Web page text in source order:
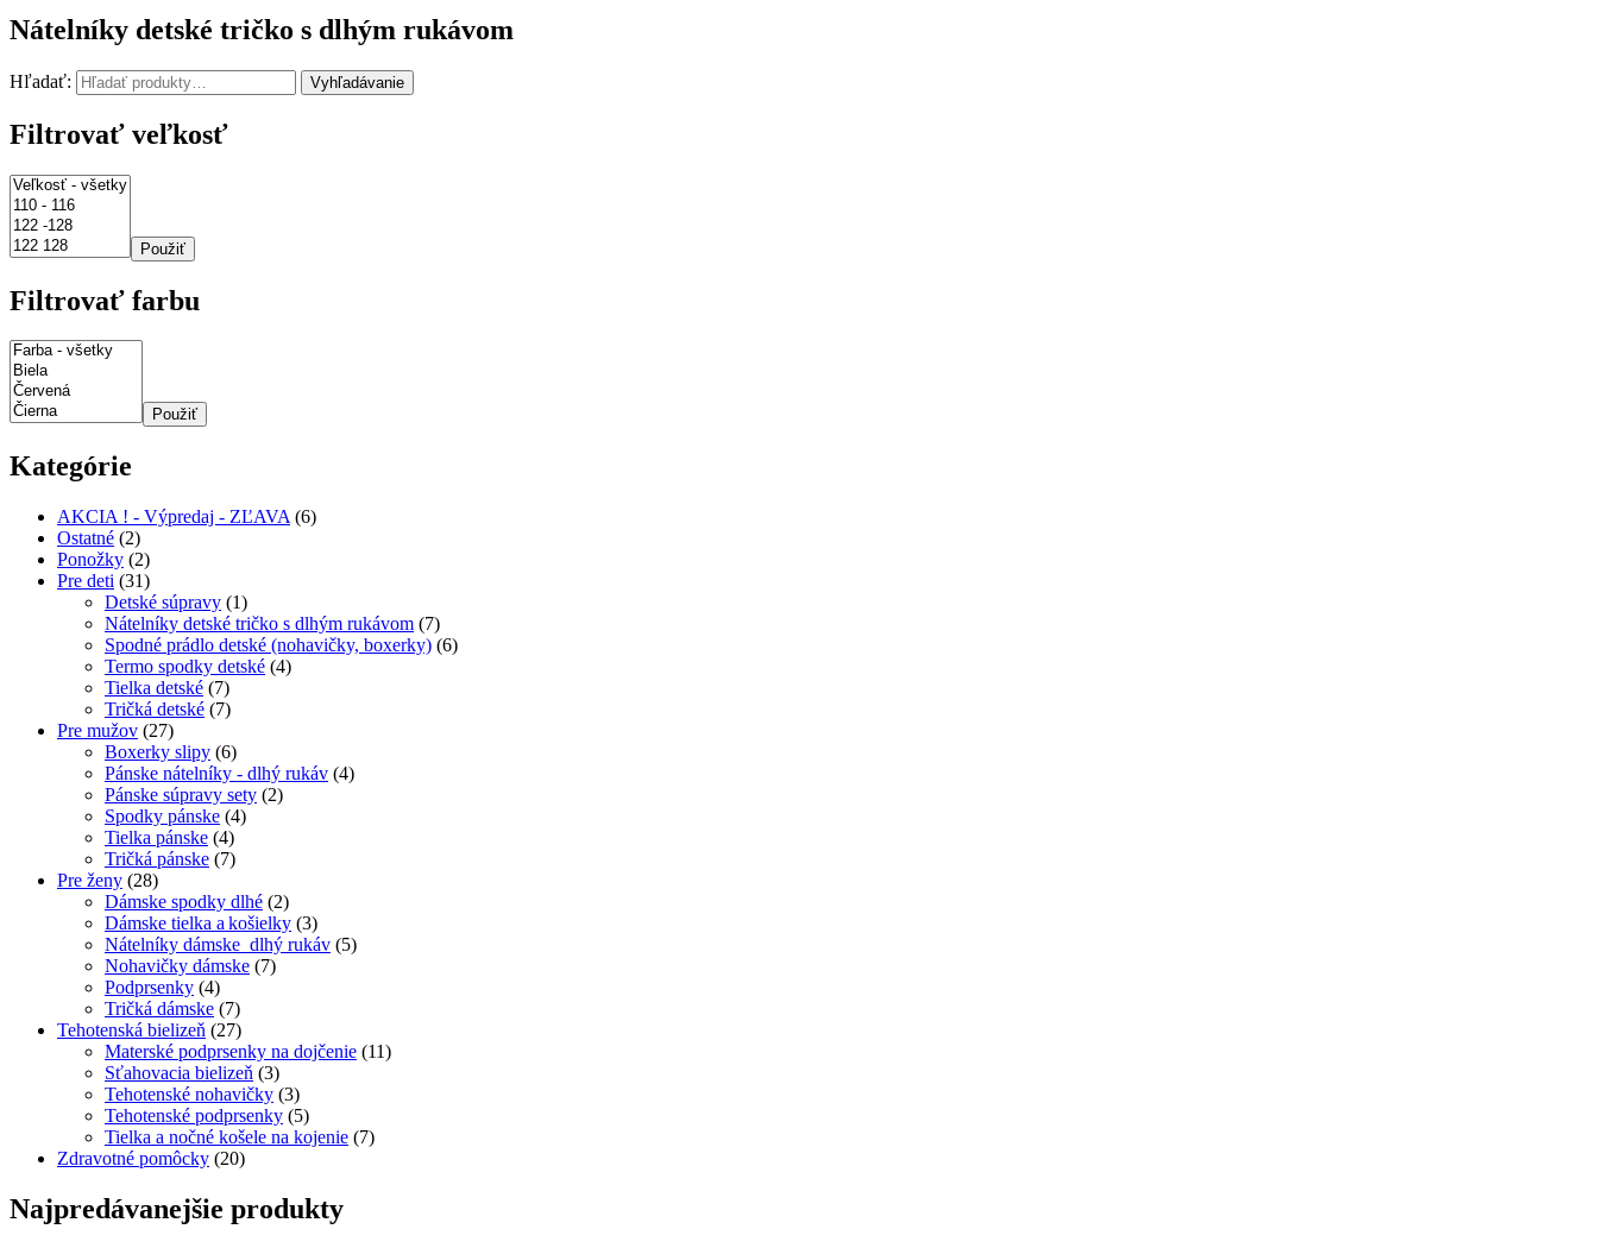
Nátelníky detské tričko s dlhým rukávom
Hľadať: Vyhľadávanie
Filtrovať veľkosť
Použiť
Filtrovať farbu
Použiť
Kategórie
AKCIA ! - Výpredaj - ZĽAVA (6)
Ostatné (2)
Ponožky (2)
Pre deti (31)
Detské súpravy (1)
Nátelníky detské tričko s dlhým rukávom (7)
Spodné prádlo detské (nohavičky, boxerky) (6)
Termo spodky detské (4)
Tielka detské (7)
Tričká detské (7)
Pre mužov (27)
Boxerky slipy (6)
Pánske nátelníky - dlhý rukáv (4)
Pánske súpravy sety (2)
Spodky pánske (4)
Tielka pánske (4)
Tričká pánske (7)
Pre ženy (28)
Dámske spodky dlhé (2)
Dámske tielka a košielky (3)
Nátelníky dámske dlhý rukáv (5)
Nohavičky dámske (7)
Podprsenky (4)
Tričká dámske (7)
Tehotenská bielizeň (27)
Materské podprsenky na dojčenie (11)
Sťahovacia bielizeň (3)
Tehotenské nohavičky (3)
Tehotenské podprsenky (5)
Tielka a nočné košele na kojenie (7)
Zdravotné pomôcky (20)
Najpredávanejšie produkty